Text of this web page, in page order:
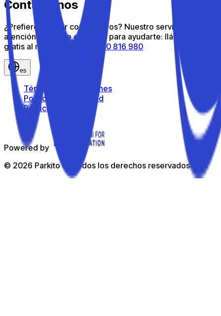
Contáctanos
¿Prefieres hablar con nosotros? Nuestro servicio de
atención al cliente está aquí para ayudarte: llámanos
gratis al número gratuito
800 816 980
es
Términos y condiciones
Política de privacidad
Política de cookies
Powered by
© 2026 Parkito — Todos los derechos reservados